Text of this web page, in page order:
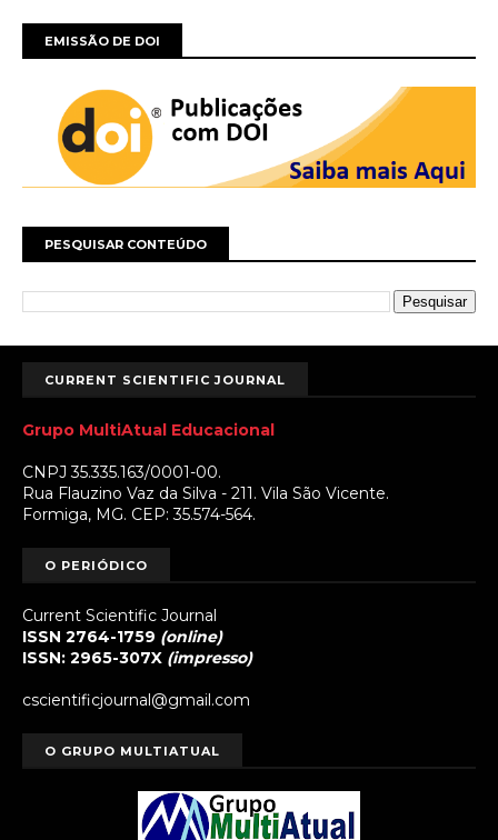
EMISSÃO DE DOI
PESQUISAR CONTEÚDO
CURRENT SCIENTIFIC JOURNAL
Grupo MultiAtual Educacional
CNPJ 35.335.163/0001-00.
Rua Flauzino Vaz da Silva - 211. Vila São Vicente.
Formiga, MG. CEP: 35.574-564.
O PERIÓDICO
Current Scientific Journal
ISSN 2764-1759 (online)
ISSN: 2965-307X (impresso)
cscientificjournal@gmail.com
O GRUPO MULTIATUAL